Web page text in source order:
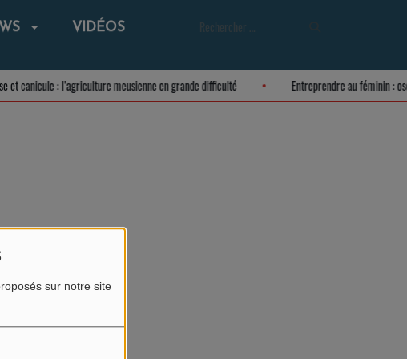
sur notre site
VIDÉOS
et canicule : l’agriculture meusienne en grande difficulté Entreprendre au féminin :